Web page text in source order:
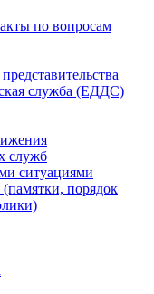
по вопросам
служба (ЕДДС)
служб
ситуациями
порядок